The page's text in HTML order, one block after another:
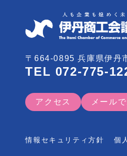
〒664-0895 兵庫県伊丹
TEL 072-775-
アクセス メール
情報セキュリティ方針 個